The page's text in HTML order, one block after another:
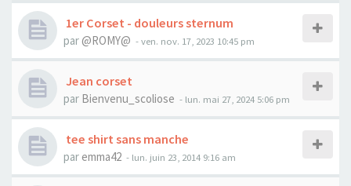
1er Corset - douleurs sternum
par@ROMY@ - ven. nov. 17, 2023 10:45 pm
Jean corset
par Bienvenu_scoliose - lun. mai 27, 2024 5:06 pm
tee shirt sans manche
par emma42 - lun. juin 23, 2014 9:16 am